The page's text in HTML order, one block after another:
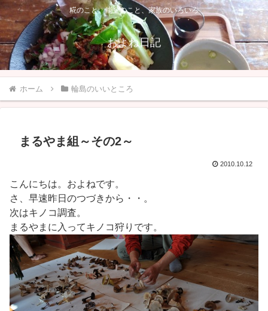
糀のこと、能登のこと、家族のいろいろ
およね日記
ホーム 輪島のいいところ
まるやま組～その2～
2010.10.12
こんにちは。およねです。
さ、早速昨日のつづきから・・。
次はキノコ調査。
まるやまに入ってキノコ狩りです。